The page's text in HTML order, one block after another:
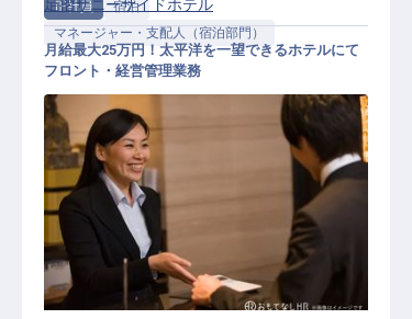
正社員
宿泊
マネージャー・支配人（宿泊部門）
マネージャー・支配人（宿泊部門）
/ 正社員
足摺サニーサイドホテル
月給最大25万円！太平洋を一望できるホテルにて
フロント・経営管理業務